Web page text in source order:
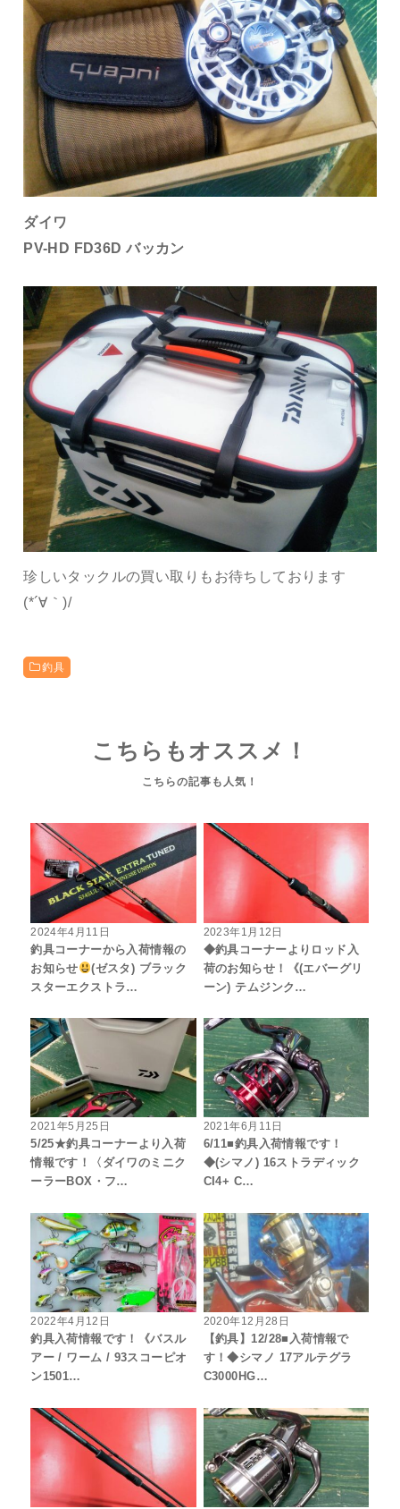
ダイワ
PV-HD FD36D バッカン
珍しいタックルの買い取りもお待ちしております
(*´∀｀)/
釣具
こちらもオススメ！
2024年4月11日
釣具コーナーから入荷情報の
お知らせ
(ゼスタ) ブラック
スターエクストラ…
2023年1月12日
◆釣具コーナーよりロッド入
荷のお知らせ！《(エバーグリ
ーン) テムジンク…
2021年5月25日
5/25★釣具コーナーより入荷
情報です！〈ダイワのミニク
ーラーBOX・フ…
2021年6月11日
6/11■釣具入荷情報です！
◆(シマノ) 16ストラディック
CI4+ C…
2022年4月12日
釣具入荷情報です！《バスル
アー / ワーム / 93スコーピオ
ン1501…
2020年12月28日
【釣具】12/28■入荷情報で
す！◆シマノ 17アルテグラ
C3000HG…